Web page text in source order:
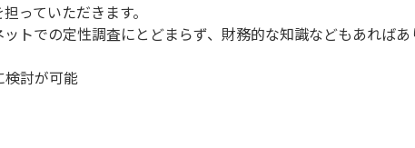
っていただきます。
トでの定性調査にとどまらず、財務的な知識などもあればあ
討が可能